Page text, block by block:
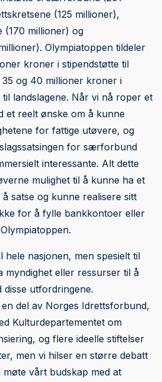
(125 millioner),
(170 millioner) og
Olympiatoppen tildeler
kroner i stipendstøtte til
og 40 millioner kroner i
landslagene. Når vi nå roper et
et reelt ønske om å kunne
for fattige utøvere, og
for særforbund
interessante. Alt dette
mulighet til å kunne ha et
satse og kunne realisere sitt
for å fylle bankkontoer eller
hele nasjonen, men spesielt til
myndighet eller ressurser til å
disse utfordringene.
del av Norges Idrettsforbund,
Kulturdepartementet om
og flere ideelle stiftelser
men vi hilser en større debatt
vårt budskap med at